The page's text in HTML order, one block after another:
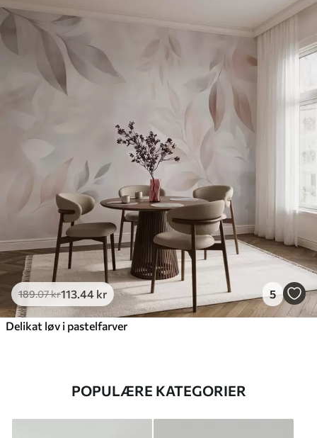
189.07kr113 .44 kr 5
Delikat løv i pastelfarver
POPULÆRE KATEGORIER